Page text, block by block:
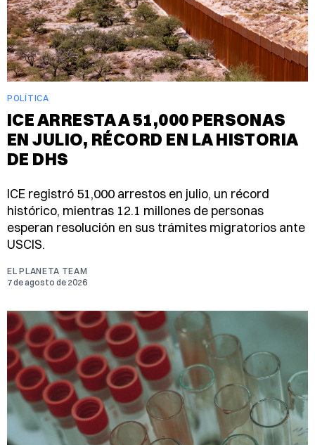
POLÍTICA
ICE ARRESTA A 51,000 PERSONAS
EN JULIO, RÉCORD EN LA HISTORIA
DE DHS
ICE registró 51,000 arrestos en julio, un récord
histórico, mientras 12.1 millones de personas
esperan resolución en sus trámites migratorios ante
USCIS.
EL PLANETA TEAM
7 de agosto de 2026